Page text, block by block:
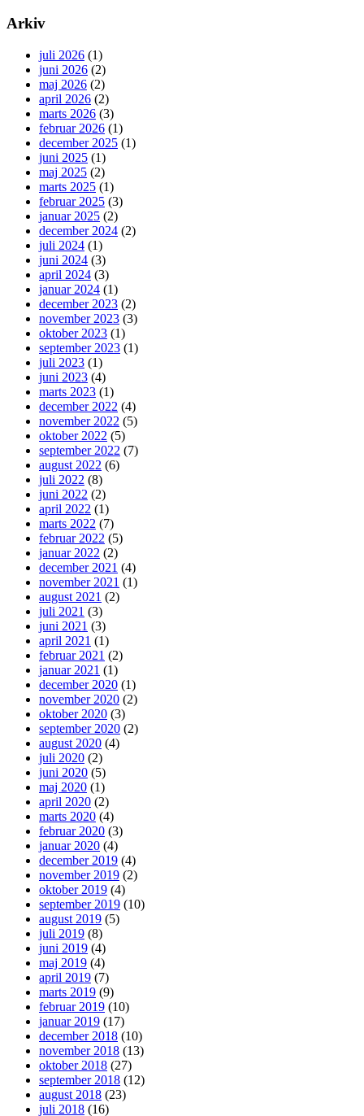
Arkiv
juli 2026 (1)
juni 2026 (2)
maj 2026 (2)
april 2026 (2)
marts 2026 (3)
februar 2026 (1)
december 2025 (1)
juni 2025 (1)
maj 2025 (2)
marts 2025 (1)
februar 2025 (3)
januar 2025 (2)
december 2024 (2)
juli 2024 (1)
juni 2024 (3)
april 2024 (3)
januar 2024 (1)
december 2023 (2)
november 2023 (3)
oktober 2023 (1)
september 2023 (1)
juli 2023 (1)
juni 2023 (4)
marts 2023 (1)
december 2022 (4)
november 2022 (5)
oktober 2022 (5)
september 2022 (7)
august 2022 (6)
juli 2022 (8)
juni 2022 (2)
april 2022 (1)
marts 2022 (7)
februar 2022 (5)
januar 2022 (2)
december 2021 (4)
november 2021 (1)
august 2021 (2)
juli 2021 (3)
juni 2021 (3)
april 2021 (1)
februar 2021 (2)
januar 2021 (1)
december 2020 (1)
november 2020 (2)
oktober 2020 (3)
september 2020 (2)
august 2020 (4)
juli 2020 (2)
juni 2020 (5)
maj 2020 (1)
april 2020 (2)
marts 2020 (4)
februar 2020 (3)
januar 2020 (4)
december 2019 (4)
november 2019 (2)
oktober 2019 (4)
september 2019 (10)
august 2019 (5)
juli 2019 (8)
juni 2019 (4)
maj 2019 (4)
april 2019 (7)
marts 2019 (9)
februar 2019 (10)
januar 2019 (17)
december 2018 (10)
november 2018 (13)
oktober 2018 (27)
september 2018 (12)
august 2018 (23)
juli 2018 (16)